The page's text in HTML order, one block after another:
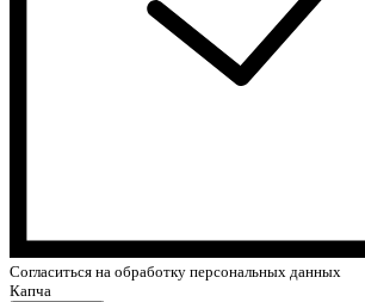
Cогласиться на обработку персональных данных
Капча